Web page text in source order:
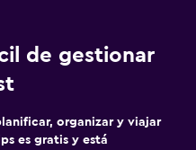
de gestionar
organizar y viajar
es gratis y está